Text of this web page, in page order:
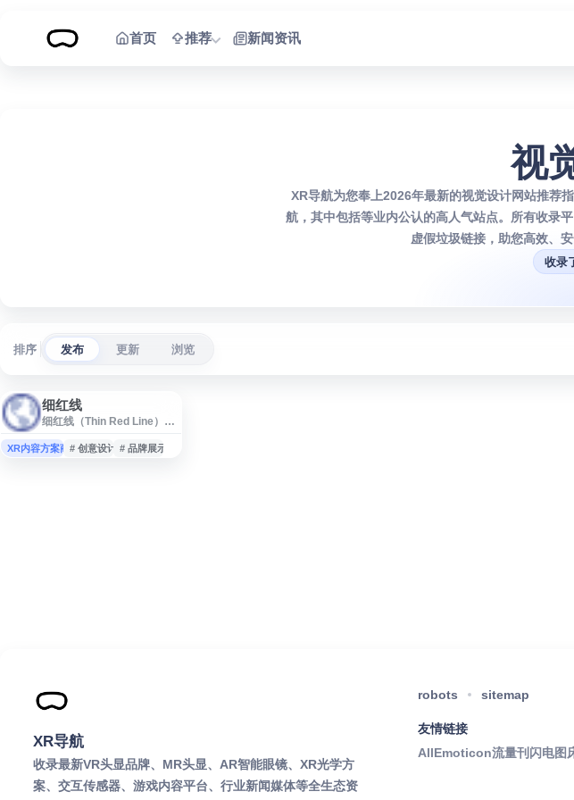
首页
推荐 新闻资讯
视
XR导航为您奉上2026年最新的视觉设计网站推荐
航，其中包括等业内公认的高人气站点。所有收录
虚假垃圾链接，助您高效、
收录
排序 发布 更新 浏览
细红线
细红线（Thin Red Line）是
容为核心的网站平台，提供
品牌展示、项目介绍及信息
XR内容方案商 # 创意设计 # 品牌展示
XR导航
收录最新VR头显品牌、MR头显、AR智能眼镜、XR光学方
案、交互传感器、游戏内容平台、行业新闻媒体等全生态资
robots sitemap
友情链接
AllEmoticon流量刊 闪电图